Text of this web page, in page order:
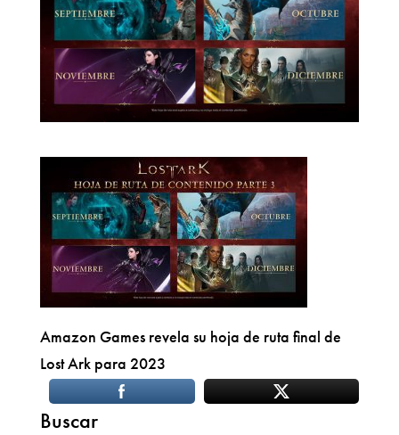
Amazon Games revela su hoja de ruta final de
Lost Ark para 2023
Buscar